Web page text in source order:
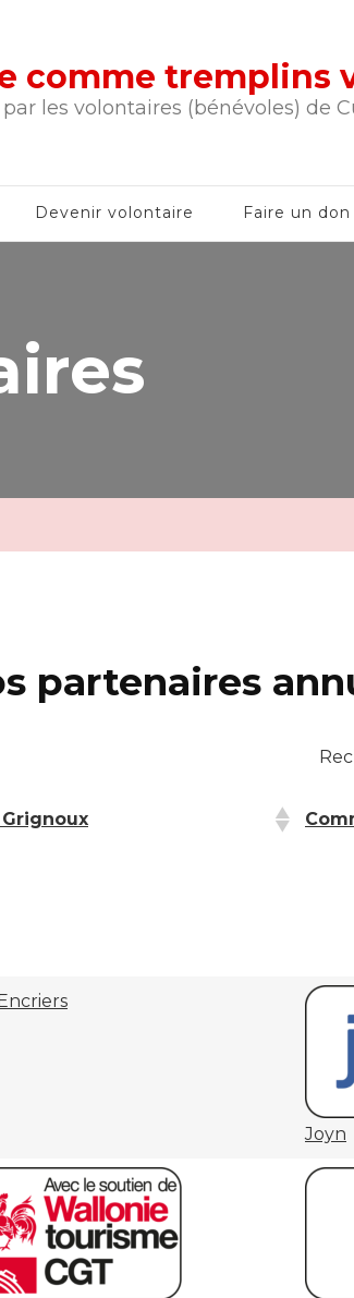
comme tremplins
les volontaires (bénévoles) de
Devenir volontaire Faire un don
partenaires
Grignoux
Joyn